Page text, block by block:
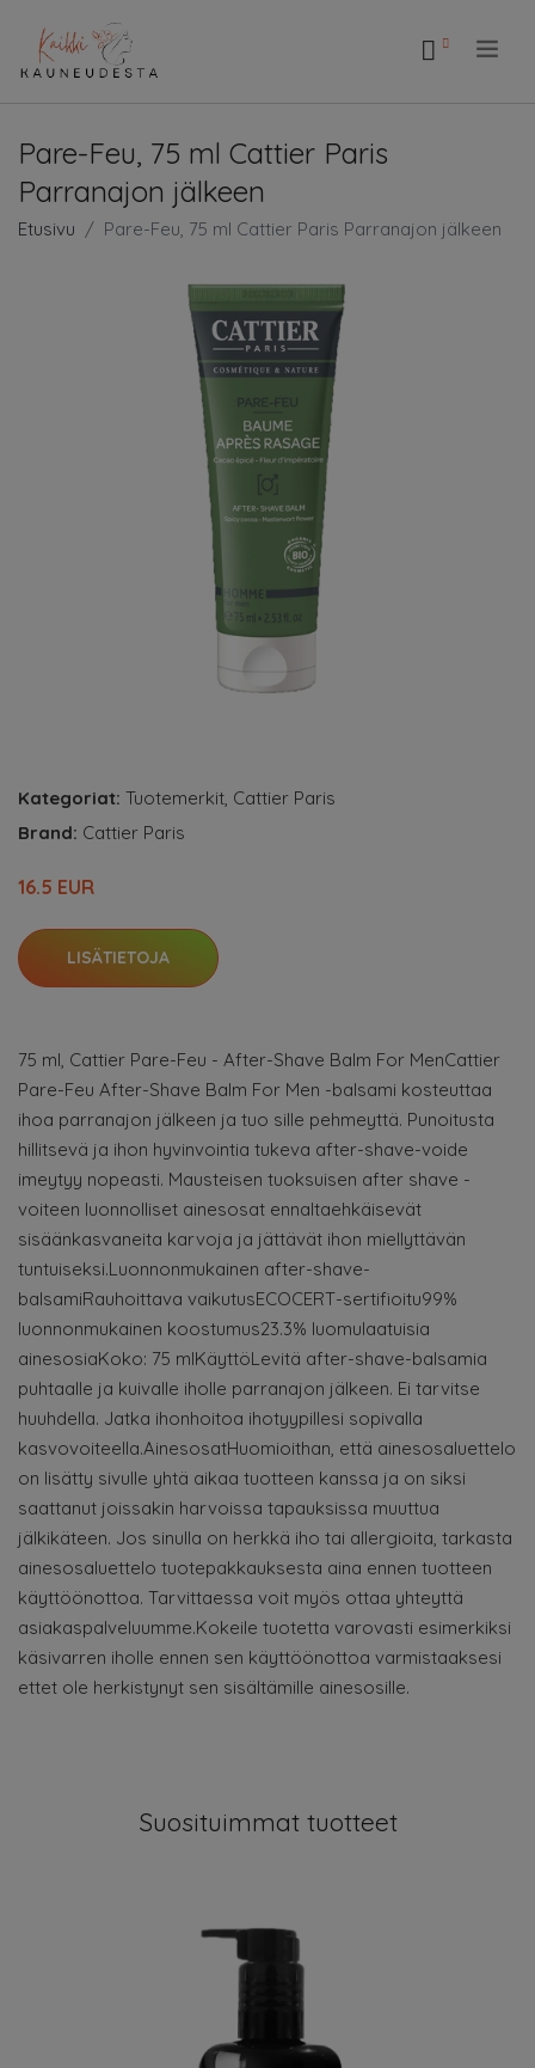
Pare-Feu, 75 ml Cattier Paris
Parranajon jälkeen
Etusivu Pare-Feu, 75 ml Cattier Paris Parranajon jälkeen
Kategoriat: Tuotemerkit, Cattier Paris
Brand: Cattier Paris
16.5 EUR
LISÄTIETOJA
75 ml, Cattier Pare-Feu - After-Shave Balm For MenCattier
Pare-Feu After-Shave Balm For Men -balsami kosteuttaa
ihoa parranajon jälkeen ja tuo sille pehmeyttä. Punoitusta
hillitsevä ja ihon hyvinvointia tukeva after-shave-voide
imeytyy nopeasti. Mausteisen tuoksuisen after shave -
voiteen luonnolliset ainesosat ennaltaehkäisevät
sisäänkasvaneita karvoja ja jättävät ihon miellyttävän
tuntuiseksi.Luonnonmukainen after-shave-
balsamiRauhoittava vaikutusECOCERT-sertifioitu99%
luonnonmukainen koostumus23.3% luomulaatuisia
ainesosiaKoko: 75 mlKäyttöLevitä after-shave-balsamia
puhtaalle ja kuivalle iholle parranajon jälkeen. Ei tarvitse
huuhdella. Jatka ihonhoitoa ihotyypillesi sopivalla
kasvovoiteella.AinesosatHuomioithan, että ainesosaluettelo
on lisätty sivulle yhtä aikaa tuotteen kanssa ja on siksi
saattanut joissakin harvoissa tapauksissa muuttua
jälkikäteen. Jos sinulla on herkkä iho tai allergioita, tarkasta
ainesosaluettelo tuotepakkauksesta aina ennen tuotteen
käyttöönottoa. Tarvittaessa voit myös ottaa yhteyttä
asiakaspalveluumme.Kokeile tuotetta varovasti esimerkiksi
käsivarren iholle ennen sen käyttöönottoa varmistaaksesi
ettet ole herkistynyt sen sisältämille ainesosille.
Suosituimmat tuotteet